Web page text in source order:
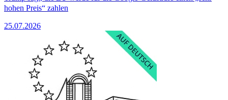
hohen Preis“ zahlen
25.07.2026